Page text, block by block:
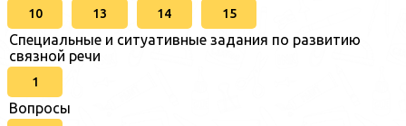
10 13 14 15
Специальные и ситуативные задания по развитию
связной речи
1
Вопросы